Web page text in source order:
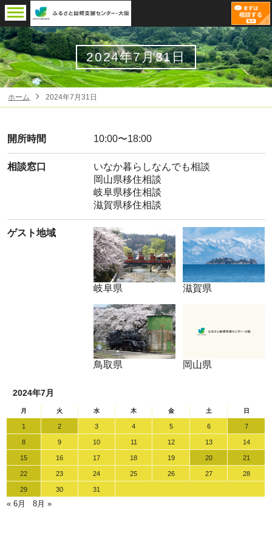
2024年7月31日
ホーム 2024年7月31日
開所時間 10:00〜18:00
相談窓口
いなか暮らしなんでも相談
岡山県移住相談
岐阜県移住相談
滋賀県移住相談
ゲスト地域
岐阜県 滋賀県
鳥取県 岡山県
2024年7月
月 火 水 木 金 土 日
1 2 3 4 5 6 7
8 9 10 11 12 13 14
15 16 17 18 19 20 21
22 23 24 25 26 27 28
29 30 31
« 6月 8月 »